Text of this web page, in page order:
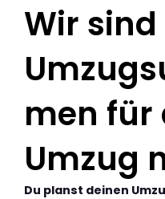
Wir
men für
Umzug
Du planst deinen